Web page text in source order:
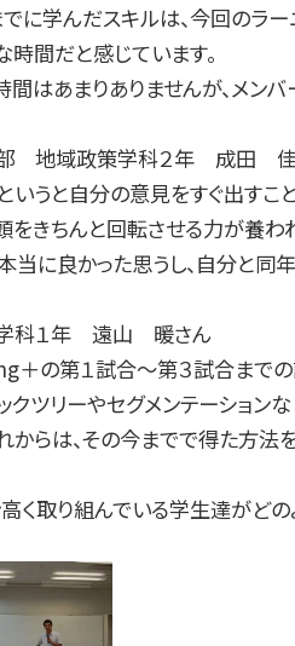
に学んだスキルは、今回のラ
間だと感じています。
はあまりありませんが、メン
地域政策学科２年 成田 佳
いうと自分の意見をすぐ出す
をきちんと回転させる力が養
当に良かった思うし、自分と同
科１年 遠山 暖さん
の第１試合～第３試合までの
クツリーやセグメンテーショ
からは、その今までで得た方法
く取り組んでいる学生達がどの